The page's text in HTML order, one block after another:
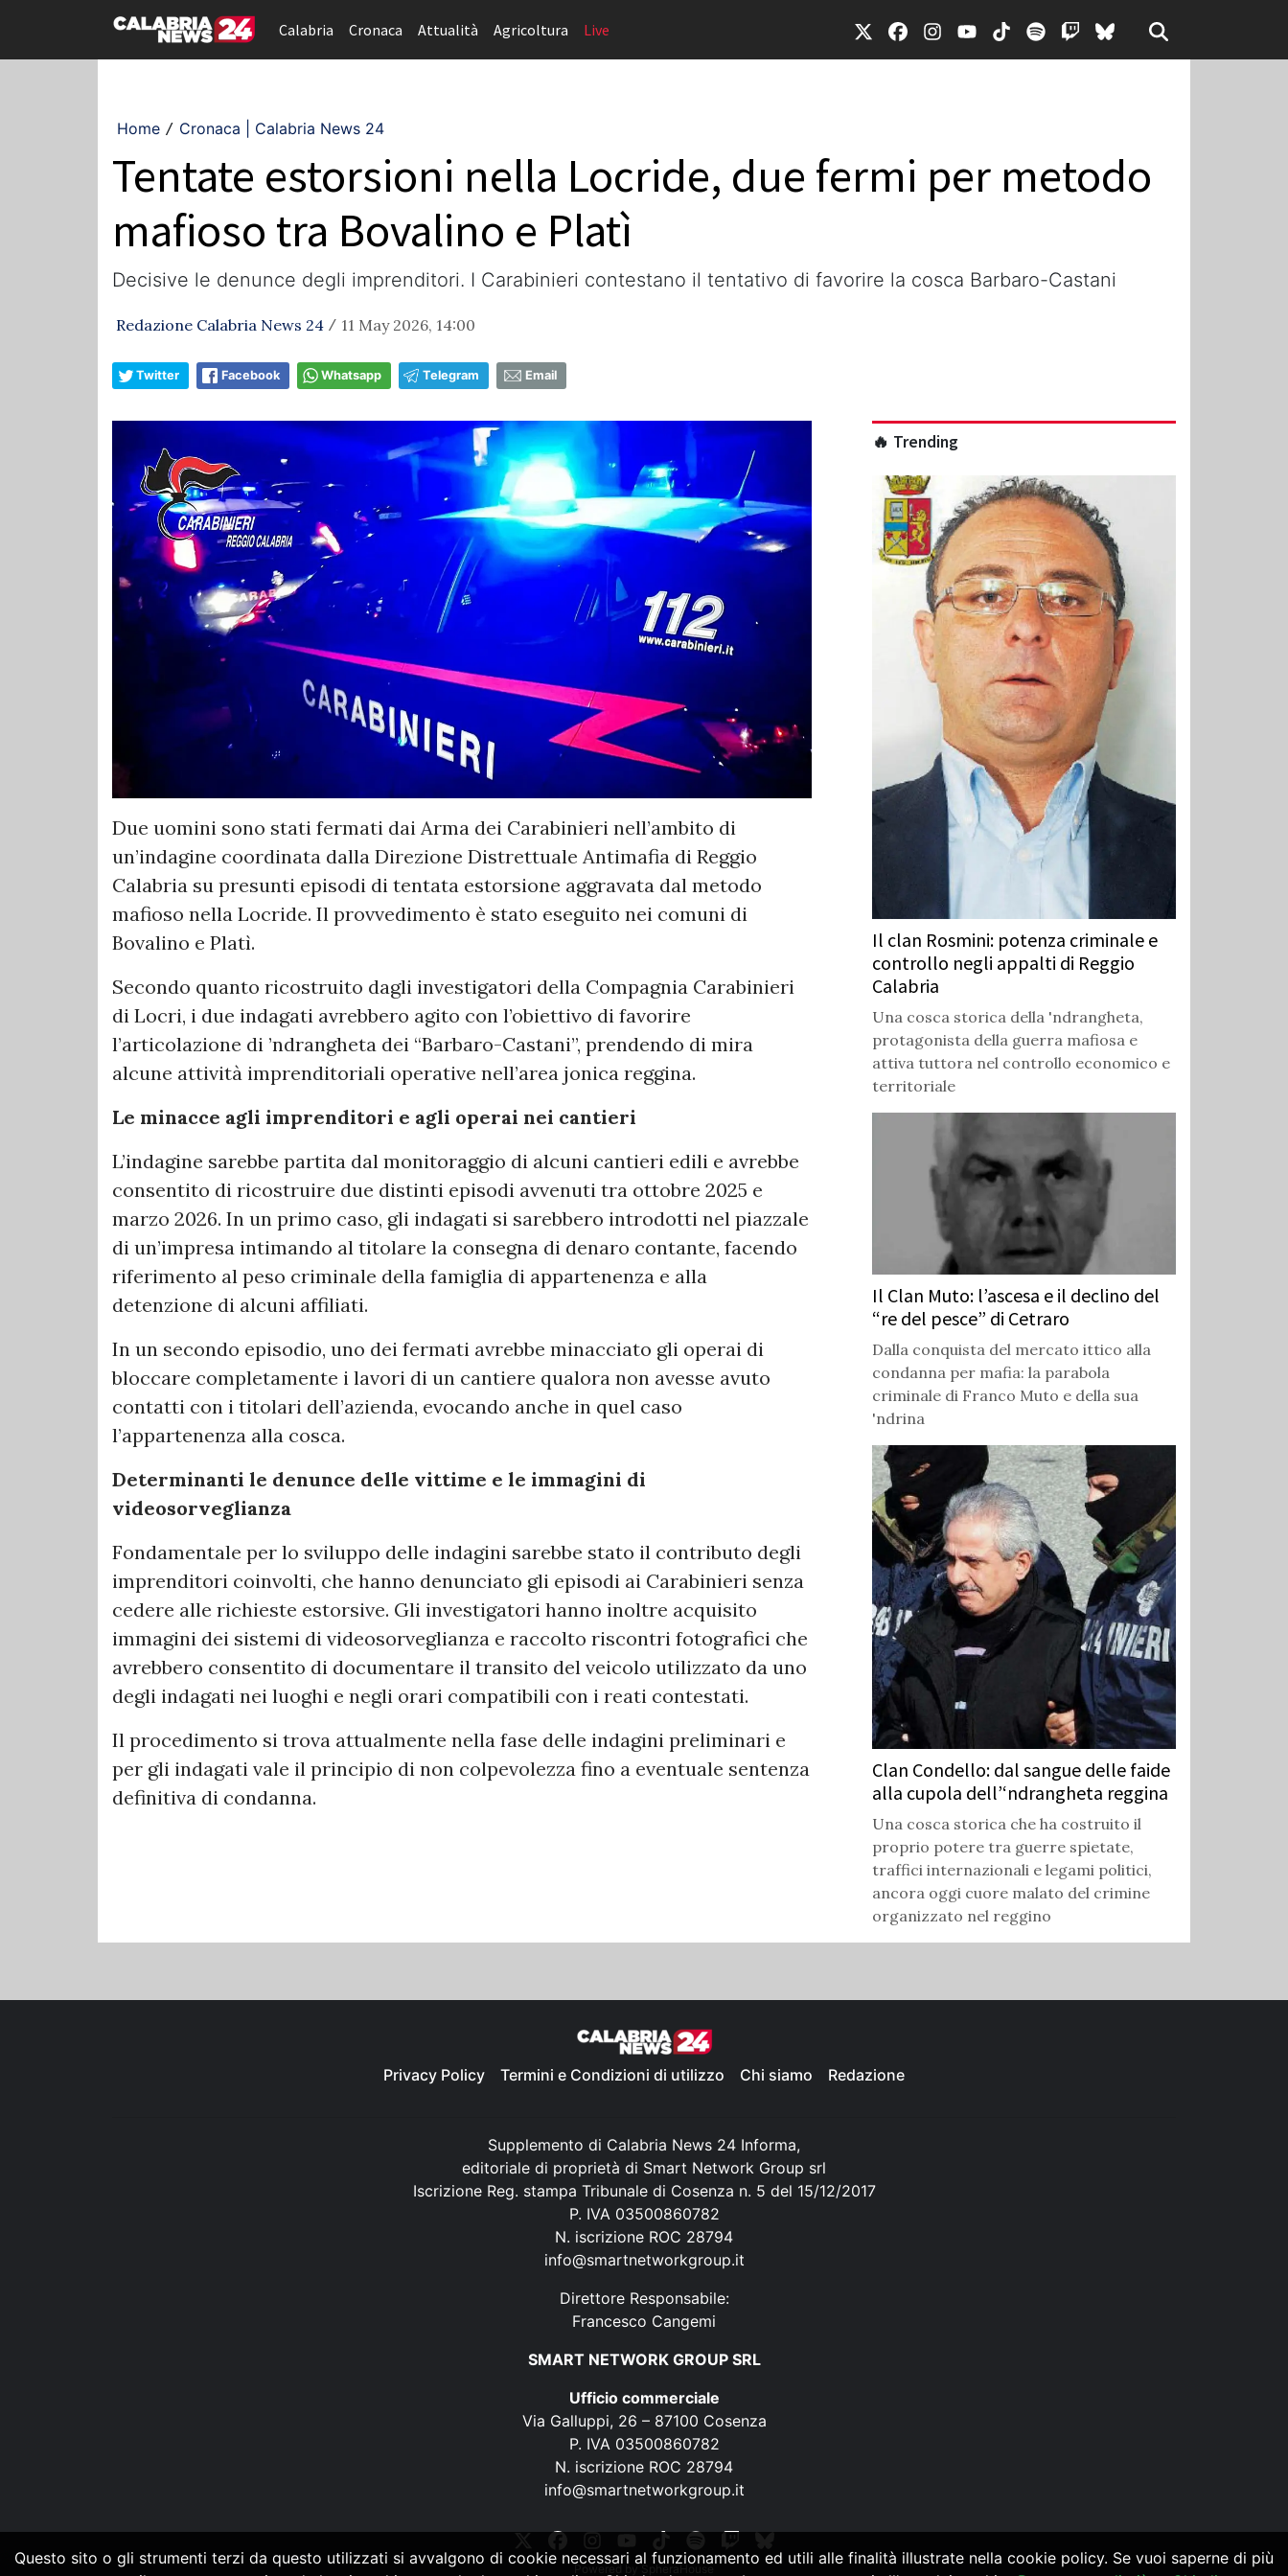
Calabria Cronaca Attualità Agricoltura Live
Home / Cronaca | Calabria News 24
Tentate estorsioni nella Locride, due fermi per metodo
mafioso tra Bovalino e Platì
Decisive le denunce degli imprenditori. I Carabinieri contestano il tentativo di favorire la cosca Barbaro-Castani
Redazione Calabria News 24 / 11 May 2026, 14:00
Twitter Facebook Whatsapp Telegram Email
Due uomini sono stati fermati dai Arma dei Carabinieri nell’ambito di
un’indagine coordinata dalla Direzione Distrettuale Antimafia di Reggio
Calabria su presunti episodi di tentata estorsione aggravata dal metodo
mafioso nella Locride. Il provvedimento è stato eseguito nei comuni di
Bovalino e Platì.
Secondo quanto ricostruito dagli investigatori della Compagnia Carabinieri
di Locri, i due indagati avrebbero agito con l’obiettivo di favorire
l’articolazione di ’ndrangheta dei “Barbaro-Castani”, prendendo di mira
alcune attività imprenditoriali operative nell’area jonica reggina.
Le minacce agli imprenditori e agli operai nei cantieri
L’indagine sarebbe partita dal monitoraggio di alcuni cantieri edili e avrebbe
consentito di ricostruire due distinti episodi avvenuti tra ottobre 2025 e
marzo 2026. In un primo caso, gli indagati si sarebbero introdotti nel piazzale
di un’impresa intimando al titolare la consegna di denaro contante, facendo
riferimento al peso criminale della famiglia di appartenenza e alla
detenzione di alcuni affiliati.
In un secondo episodio, uno dei fermati avrebbe minacciato gli operai di
bloccare completamente i lavori di un cantiere qualora non avesse avuto
contatti con i titolari dell’azienda, evocando anche in quel caso
l’appartenenza alla cosca.
Determinanti le denunce delle vittime e le immagini di
videosorveglianza
Fondamentale per lo sviluppo delle indagini sarebbe stato il contributo degli
imprenditori coinvolti, che hanno denunciato gli episodi ai Carabinieri senza
cedere alle richieste estorsive. Gli investigatori hanno inoltre acquisito
immagini dei sistemi di videosorveglianza e raccolto riscontri fotografici che
avrebbero consentito di documentare il transito del veicolo utilizzato da uno
degli indagati nei luoghi e negli orari compatibili con i reati contestati.
Il procedimento si trova attualmente nella fase delle indagini preliminari e
per gli indagati vale il principio di non colpevolezza fino a eventuale sentenza
definitiva di condanna.
🔥 Trending
Il clan Rosmini: potenza criminale e
controllo negli appalti di Reggio
Calabria
Una cosca storica della 'ndrangheta,
protagonista della guerra mafiosa e
attiva tuttora nel controllo economico e
territoriale
Il Clan Muto: l’ascesa e il declino del
“re del pesce” di Cetraro
Dalla conquista del mercato ittico alla
condanna per mafia: la parabola
criminale di Franco Muto e della sua
'ndrina
Clan Condello: dal sangue delle faide
alla cupola dell’‘ndrangheta reggina
Una cosca storica che ha costruito il
proprio potere tra guerre spietate,
traffici internazionali e legami politici,
ancora oggi cuore malato del crimine
organizzato nel reggino
Privacy Policy Termini e Condizioni di utilizzo Chi siamo Redazione
Supplemento di Calabria News 24 Informa,
editoriale di proprietà di Smart Network Group srl
Iscrizione Reg. stampa Tribunale di Cosenza n. 5 del 15/12/2017
P. IVA 03500860782
N. iscrizione ROC 28794
info@smartnetworkgroup.it
Direttore Responsabile:
Francesco Cangemi
SMART NETWORK GROUP SRL
Ufficio commerciale
Via Galluppi, 26 – 87100 Cosenza
P. IVA 03500860782
N. iscrizione ROC 28794
info@smartnetworkgroup.it
Powered by SpheraHouse
Questo sito o gli strumenti terzi da questo utilizzati si avvalgono di cookie necessari al funzionamento ed utili alle finalità illustrate nella cookie policy. Se vuoi saperne di più